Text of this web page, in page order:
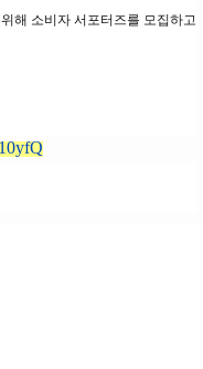
해 소비자 서포터즈를 모집하고